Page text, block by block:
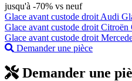
jusqu'à -70% vs neuf
Glace avant custode droit Audi
Glace avant custode droit Citroën
Glace avant custode droit
Demander une pièce
Demander une